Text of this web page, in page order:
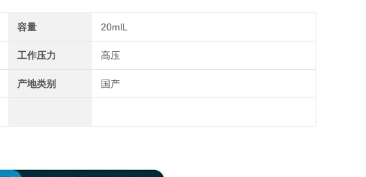
容量 20mlL
工作压力 高压
产地类别 国产